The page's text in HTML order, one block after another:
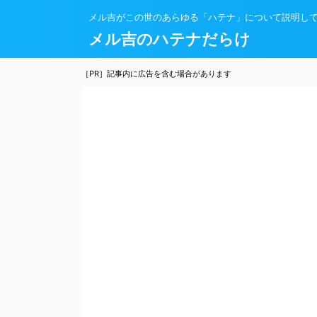
メル吉がこの世のあらゆる「ハテナ」について説明し
メル吉のハテナだらけ
［PR］記事内に広告を含む場合があります